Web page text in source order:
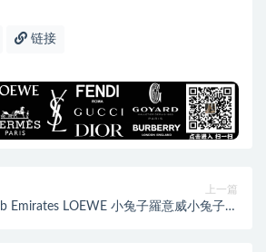
链接
上一篇
Emirates LOEWE 小兔子羅意威小兔子包